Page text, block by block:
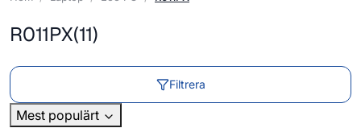
R011PX(11)
Filtrera
Mest populärt